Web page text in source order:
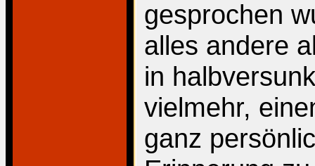
gesprochen
alles andere
in
vielmehr,
ganz